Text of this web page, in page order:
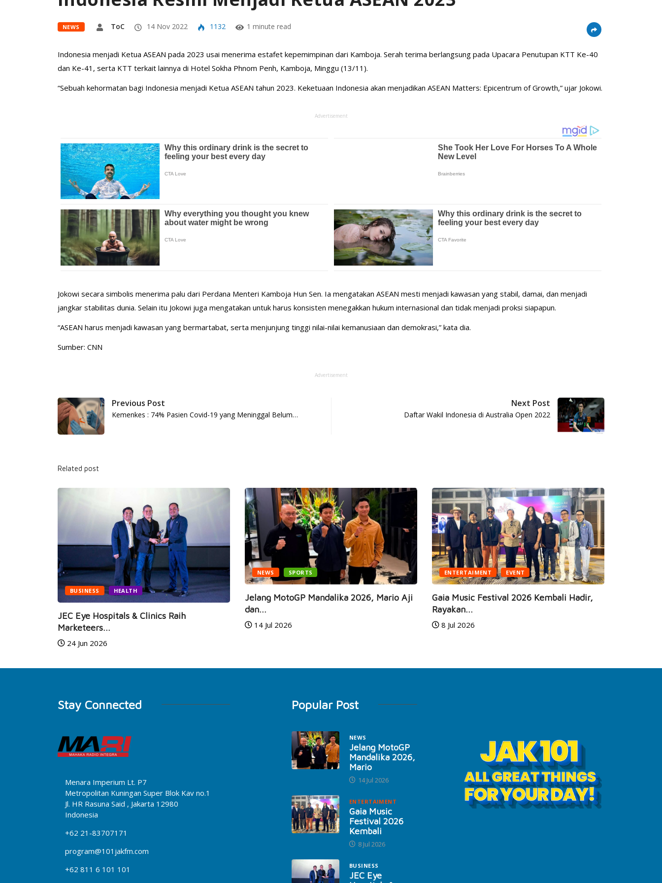
NEWS ToC 14 Nov 2022 1132 1 minute read
Indonesia menjadi Ketua ASEAN pada 2023 usai menerima estafet kepemimpinan dari Kamboja. Serah terima berlangsung pada Upacara Penutupan KTT Ke-40
dan Ke-41, serta KTT terkait lainnya di Hotel Sokha Phnom Penh, Kamboja, Minggu (13/11).
“Sebuah kehormatan bagi Indonesia menjadi Ketua ASEAN tahun 2023. Keketuaan Indonesia akan menjadikan ASEAN Matters: Epicentrum of Growth,” ujar Jokowi.
Advertisement
Jokowi secara simbolis menerima palu dari Perdana Menteri Kamboja Hun Sen. Ia mengatakan ASEAN mesti menjadi kawasan yang stabil, damai, dan menjadi
jangkar stabilitas dunia. Selain itu Jokowi juga mengatakan untuk harus konsisten menegakkan hukum internasional dan tidak menjadi proksi siapapun.
“ASEAN harus menjadi kawasan yang bermartabat, serta menjunjung tinggi nilai-nilai kemanusiaan dan demokrasi,” kata dia.
Sumber: CNN
Advertisement
Previous Post
Kemenkes : 74% Pasien Covid-19 yang Meninggal Belum…
Next Post
Daftar Wakil Indonesia di Australia Open 2022
Related post
BUSINESS HEALTH
JEC Eye Hospitals & Clinics Raih
Marketeers...
24 Jun 2026
NEWS SPORTS
Jelang MotoGP Mandalika 2026, Mario Aji
dan...
14 Jul 2026
ENTERTAIMENT EVENT
Gaia Music Festival 2026 Kembali Hadir,
Rayakan...
8 Jul 2026
Stay Connected
Menara Imperium Lt. P7
Metropolitan Kuningan Super Blok Kav no.1
Jl. HR Rasuna Said , Jakarta 12980
Indonesia
+62 21-83707171
program@101jakfm.com
+62 811 6 101 101
Popular Post
NEWS
Jelang MotoGP
Mandalika 2026,
Mario
14 Jul 2026
ENTERTAIMENT
Gaia Music
Festival 2026
Kembali
8 Jul 2026
BUSINESS
JEC Eye